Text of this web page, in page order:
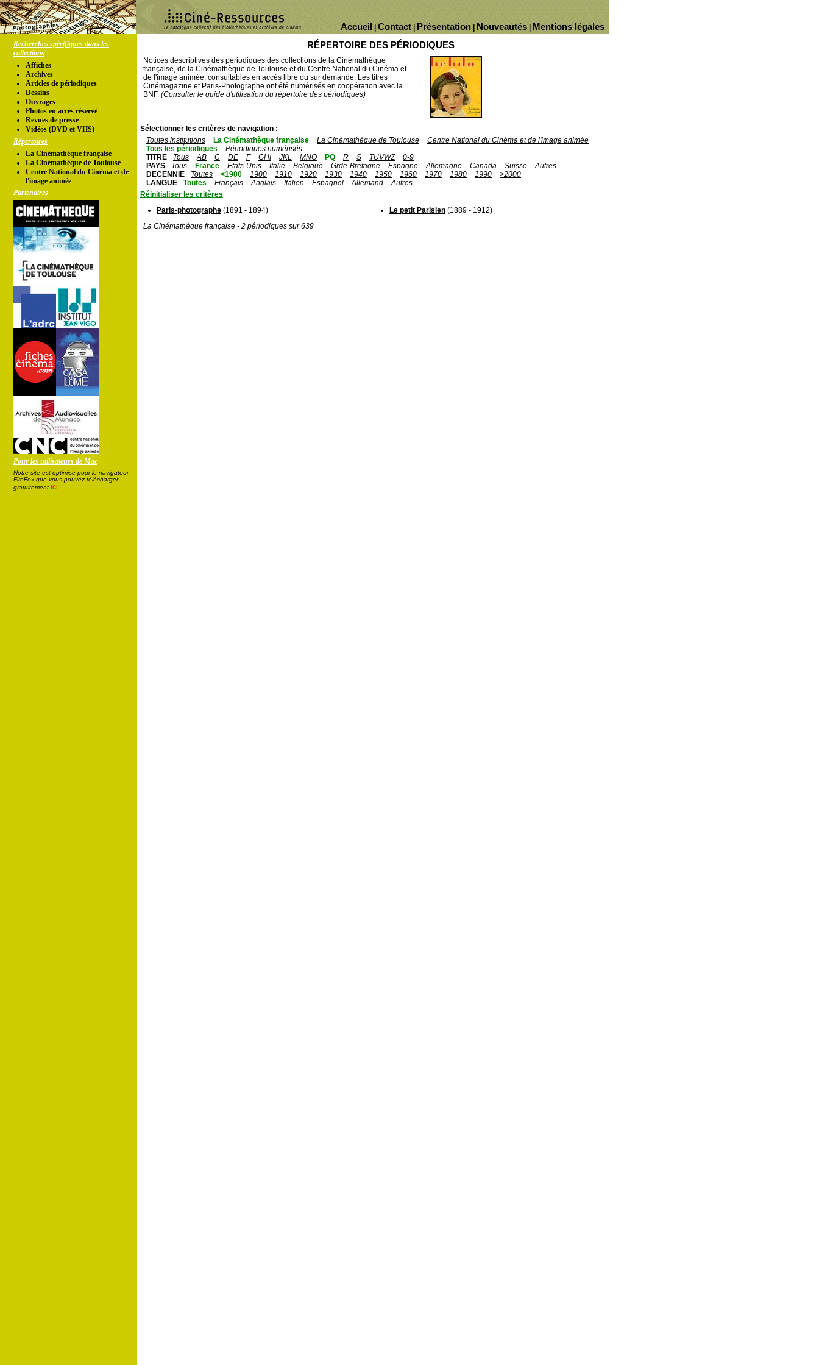
Mentions légales
Nouveautés
Présentation
Contact
Accueil
Recherches spécifiques dans les
collections
Affiches
Archives
Articles de périodiques
Dessins
Ouvrages
Photos en accés réservé
Revues de presse
Vidéos (DVD et VHS)
Répertoires
La Cinémathèque française
La Cinémathèque de Toulouse
Centre National du Cinéma et de
l'image animée
Partenaires
Pour les utilisateurs de Mac
Notre site est optimisé pour le navigateur
FireFox que vous pouvez télécharger
gratuitement ici
RÉPERTOIRE DES PÉRIODIQUES
Notices descriptives des périodiques des collections de la Cinémathèque
française, de la Cinémathèque de Toulouse et du Centre National du Cinéma et
de l'image animée, consultables en accès libre ou sur demande. Les titres
Cinémagazine et Paris-Photographe ont été numérisés en coopération avec la
BNF. (Consulter le guide d'utilisation du répertoire des périodiques)
Sélectionner les critères de navigation :
Toutes institutions
La Cinémathèque française La Cinémathèque de Toulouse
Centre National du Cinéma et de l'image animée
Tous les périodiques
Périodiques numérisés
TITRE
Tous AB C DE F GHI JKL MNO PQ R S TUVWZ
0-9
PAYS
Tous France Etats-Unis Italie Belgique Grde-Bretagne Espagne Allemagne Canada Suisse
Autres
DECENNIE
Toutes <1900 1900 1910 1920 1930 1940 1950 1960 1970 1980 1990
>2000
LANGUE
Toutes Français Anglais Italien Espagnol Allemand
Autres
Réinitialiser les critères
Paris-photographe (1891 - 1894) Le petit Parisien (1889 - 1912)
La Cinémathèque française - 2 périodiques sur 639